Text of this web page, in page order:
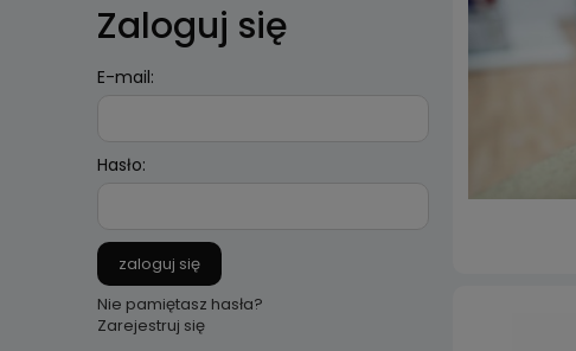
Zaloguj się
E-mail:
Hasło:
zaloguj się
Nie pamiętasz hasła?
Zarejestruj się